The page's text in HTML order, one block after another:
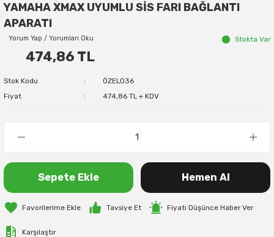
YAMAHA XMAX UYUMLU SİS FARI BAĞLANTI
APARATI
Yorum Yap / Yorumları Oku Stokta Var
474,86 TL
Stok Kodu
ÖZEL036
Fiyat
474,86 TL + KDV
Sepete Ekle Hemen Al
Tavsiye Et Fiyatı Düşünce Haber Ver
Karşılaştır